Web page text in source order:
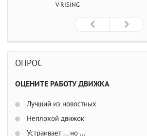
V RISING
ОПРОС
ОЦЕНИТЕ РАБОТУ ДВИЖКА
Лучший из новостных
Неплохой движок
Устраивает ... но ...